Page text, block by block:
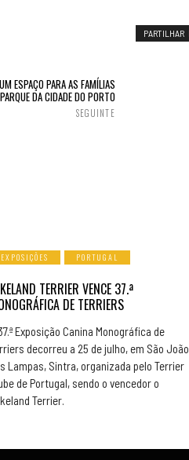
PARTILHAR
ESPAÇO PARA AS FAMÍLIAS
DA CIDADE DO PORTO
SEGUINTE
EXPOSIÇÕES PORTUGAL
TERRIER VENCE 37.ª
DE TERRIERS
Exposição Canina Monográfica de
decorreu a 25 de julho, em São João
Lampas, Sintra, organizada pelo Terrier
de Portugal, sendo o vencedor o
Terrier.